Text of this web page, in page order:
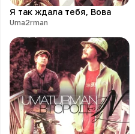
Я так ждала тебя, Вова
Uma2rman